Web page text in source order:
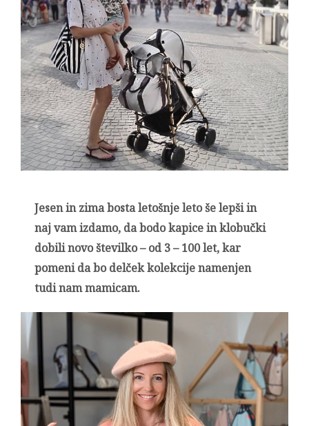
Jesen in zima bosta letošnje leto še lepši in
naj vam izdamo, da bodo kapice in klobučki
dobili novo številko – od 3 – 100 let, kar
pomeni da bo delček kolekcije namenjen
tudi nam mamicam.